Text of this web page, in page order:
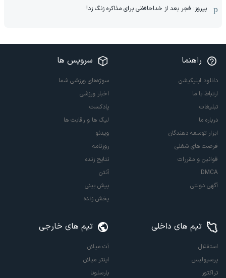
پیروز: فجر بعد از خداحافظی برای مذاکره زنگ زد!
راهنما
دانلود اپلیکیشن
ارتباط با ما
تبلیغات
درباره ما
ابزار توسعه دهندگان
فرصت های شغلی
قوانین و مقررات
DMCA
آگهی دولتی
سرویس ها
سوژه‌های ورزشی شما
اخبار ورزشی
پادکست
لیگ ها و رقابت ها
ویدئو
روزنامه
نتایج زنده
آنتن
پیش بینی
پخش زنده
تیم های داخلی
استقلال
پرسپولیس
تراکتور
تیم های خارجی
آث میلان
اینتر میلان
بارسلونا